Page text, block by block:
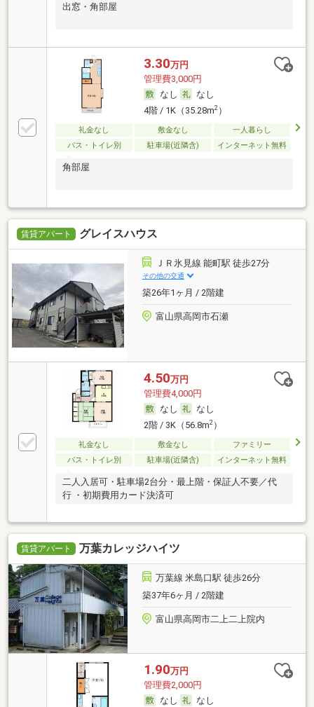
出窓・角部屋
3.30万円
管理費3,000円
なし
なし
4階 / 1K（35.28m2）
礼金なし 敷金なし
一人暮らし
バス・トイレ別
駐車場(近隣含) インターネット無料
角部屋
賃貸アパート グレイスハウス
ＪＲ氷見線 能町駅 徒歩27分
その他の交通
築26年1ヶ月 / 2階建
富山県高岡市石瀬
4.50万円
管理費4,000円
なし
なし
2階 / 3K（56.8m2）
礼金なし 敷金なし
ファミリー
バス・トイレ別
駐車場(近隣含) インターネット無料
二人入居可・駐車場2台分・最上階・保証人不要／代
行 ・初期費用カード決済可
賃貸アパート 万葉カレッジハイツ
万葉線 米島口駅 徒歩26分
築37年6ヶ月 / 2階建
富山県高岡市二上二上院内
1.90万円
管理費2,000円
なし
なし